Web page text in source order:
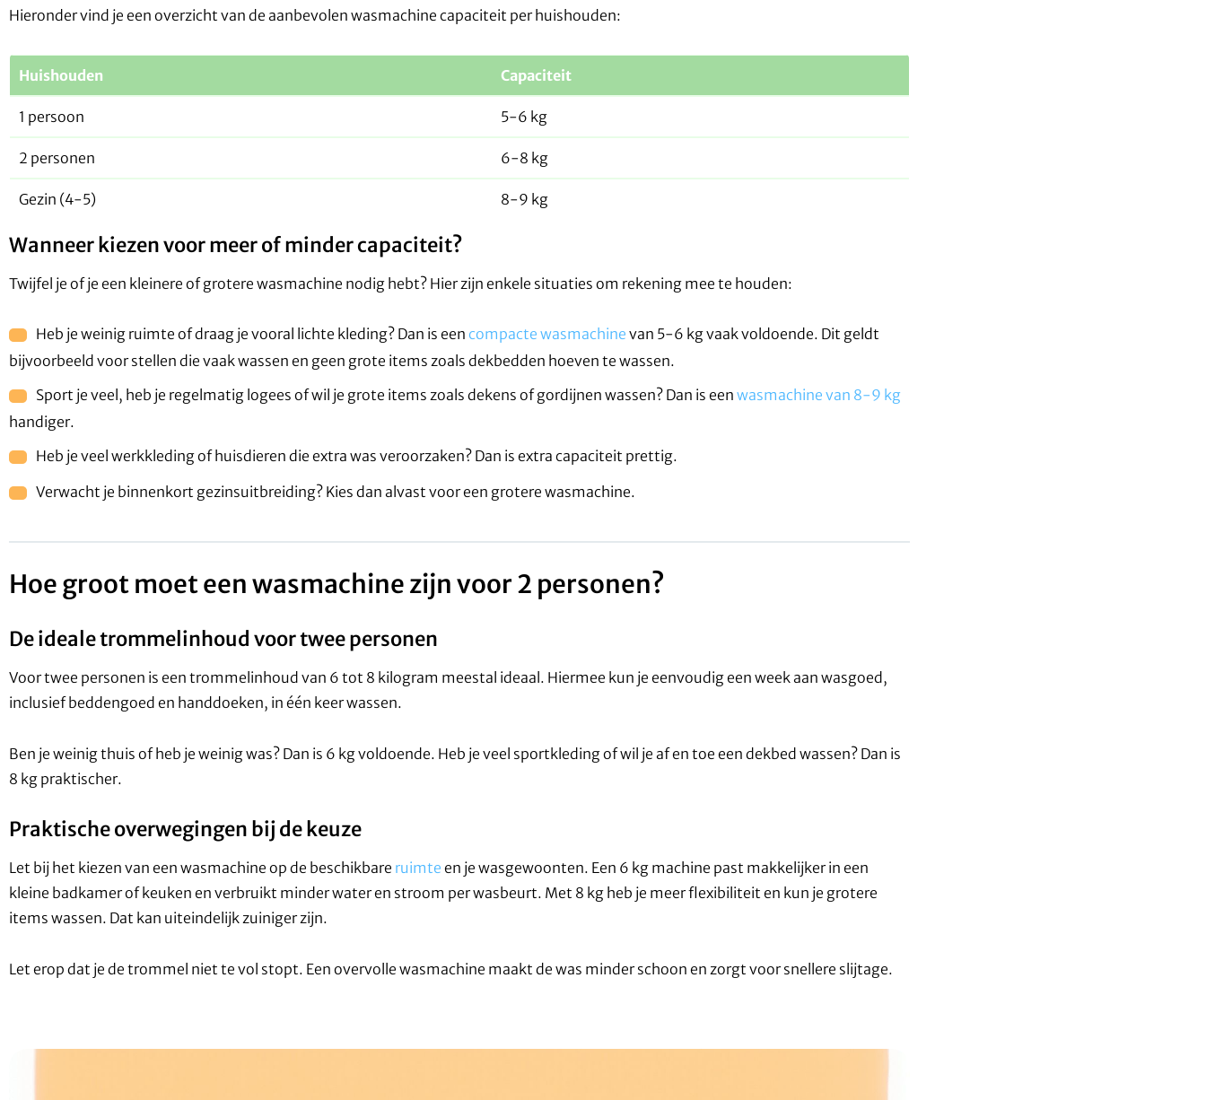
Hieronder vind je een overzicht van de aanbevolen wasmachine capaciteit per huishouden:
Huishouden Capaciteit
1 persoon 5-6 kg
2 personen 6-8 kg
Gezin (4-5) 8-9 kg
Wanneer kiezen voor meer of minder capaciteit?
Twijfel je of je een kleinere of grotere wasmachine nodig hebt? Hier zijn enkele situaties om rekening mee te houden:
Heb je weinig ruimte of draag je vooral lichte kleding? Dan is een compacte wasmachine van 5-6 kg vaak voldoende. Dit geldt
bijvoorbeeld voor stellen die vaak wassen en geen grote items zoals dekbedden hoeven te wassen.
Sport je veel, heb je regelmatig logees of wil je grote items zoals dekens of gordijnen wassen? Dan is een wasmachine van 8-9 kg
handiger.
Heb je veel werkkleding of huisdieren die extra was veroorzaken? Dan is extra capaciteit prettig.
Verwacht je binnenkort gezinsuitbreiding? Kies dan alvast voor een grotere wasmachine.
Hoe groot moet een wasmachine zijn voor 2 personen?
De ideale trommelinhoud voor twee personen
Voor twee personen is een trommelinhoud van 6 tot 8 kilogram meestal ideaal. Hiermee kun je eenvoudig een week aan wasgoed,
inclusief beddengoed en handdoeken, in één keer wassen.
Ben je weinig thuis of heb je weinig was? Dan is 6 kg voldoende. Heb je veel sportkleding of wil je af en toe een dekbed wassen? Dan is
8 kg praktischer.
Praktische overwegingen bij de keuze
Let bij het kiezen van een wasmachine op de beschikbare ruimte en je wasgewoonten. Een 6 kg machine past makkelijker in een
kleine badkamer of keuken en verbruikt minder water en stroom per wasbeurt. Met 8 kg heb je meer flexibiliteit en kun je grotere
items wassen. Dat kan uiteindelijk zuiniger zijn.
Let erop dat je de trommel niet te vol stopt. Een overvolle wasmachine maakt de was minder schoon en zorgt voor snellere slijtage.